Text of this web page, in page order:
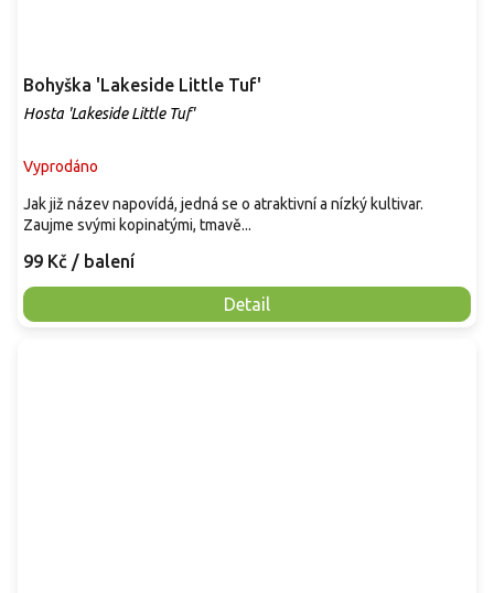
Bohyška 'Lakeside Little Tuf'
Hosta 'Lakeside Little Tuf'
Vyprodáno
99 Kč / balení
Detail
Jak již název napovídá, jedná se o atraktivní a nízký kultivar.
Zaujme svými kopinatými, tmavě...